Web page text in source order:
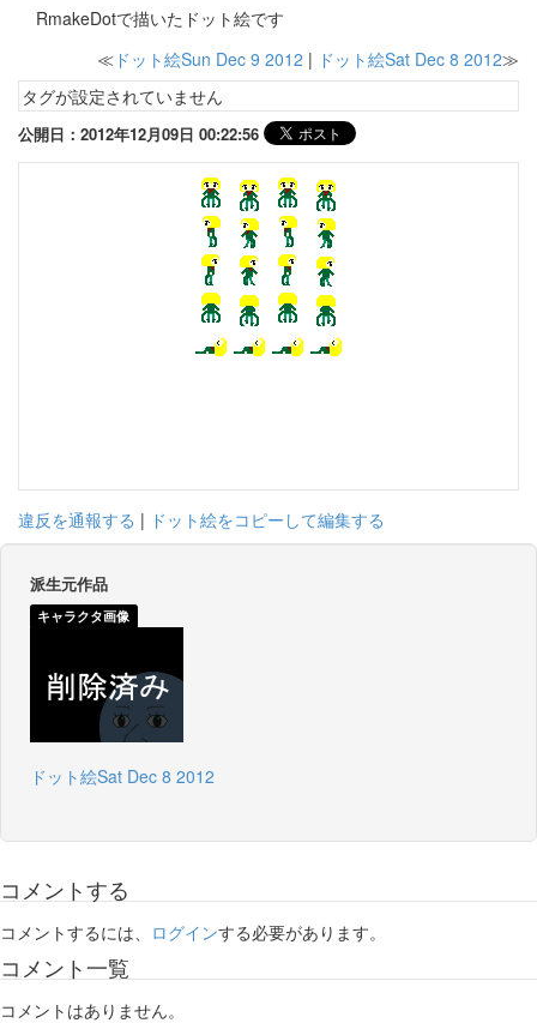
RmakeDotで描いたドット絵です
≪ ドット絵Sun Dec 9 2012 | ドット絵Sat Dec 8 2012≫
タグが設定されていません
公開日：2012年12月09日 00:22:56
違反を通報する | ドット絵をコピーして編集する
派生元作品
キャラクタ画像
ドット絵Sat Dec 8 2012
コメントする
コメントするには、 ログインする必要があります。
コメント一覧
コメントはありません。